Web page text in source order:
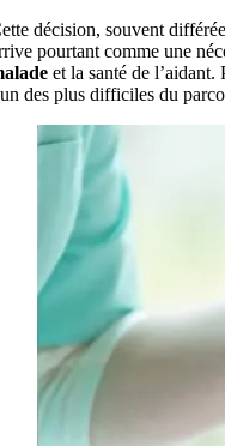
décision, souvent
pourtant comme une
et la santé de l’aidant.
des plus difficiles du